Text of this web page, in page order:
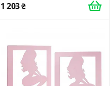
1 203